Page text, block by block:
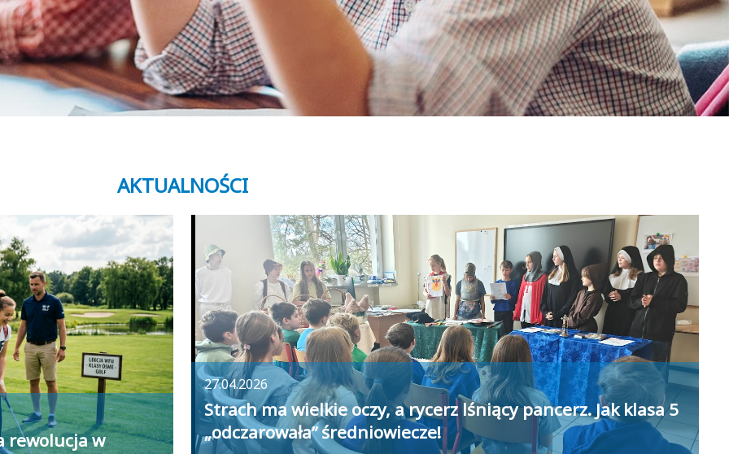
AKTUALNOŚCI
rewolucja w
27.04.2026
Strach ma wielkie oczy, a rycerz lśniący pancerz. Jak klasa 5
„odczarowała” średniowiecze!